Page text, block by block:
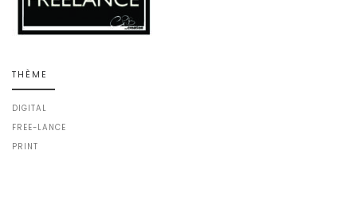
THÈME
DIGITAL
FREE-LANCE
PRINT